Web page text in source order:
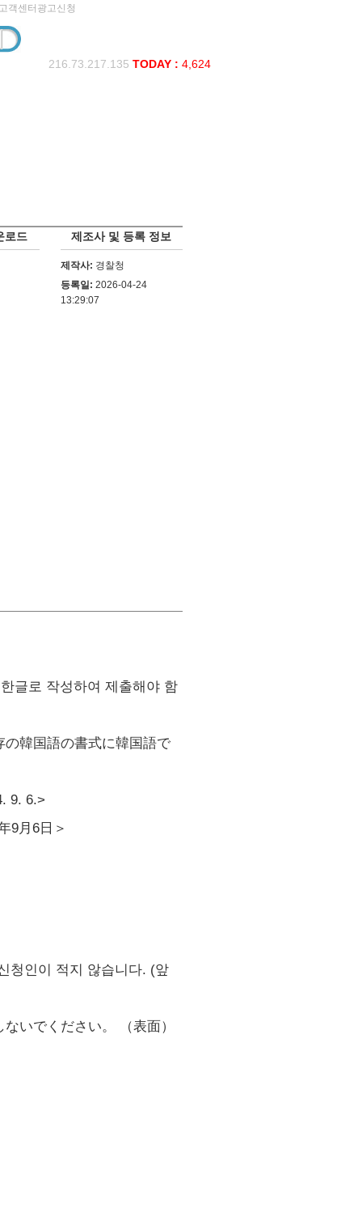
고객센터 광고신청
216.73.217.135 TODAY : 4,624
로드 제조사 및 등록 정보
제작사: 경찰청
등록일: 2026-04-24
13:29:07
글로 작성하여 제출해야 함
韓国語の書式に韓国語で
9. 6.>
9月6日＞
청인이 적지 않습니다. (앞
いでください。 （表面）